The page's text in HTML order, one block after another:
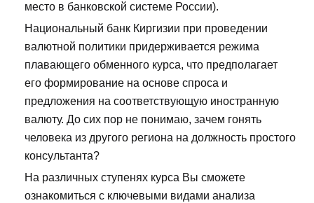
место в банковской системе России).
Национальный банк Киргизии при проведении
валютной политики придерживается режима
плавающего обменного курса, что предполагает
его формирование на основе спроса и
предложения на соответствующую иностранную
валюту. До сих пор не понимаю, зачем гонять
человека из другого региона на должность простого
консультанта?
На различных ступенях курса Вы сможете
ознакомиться с ключевыми видами анализа